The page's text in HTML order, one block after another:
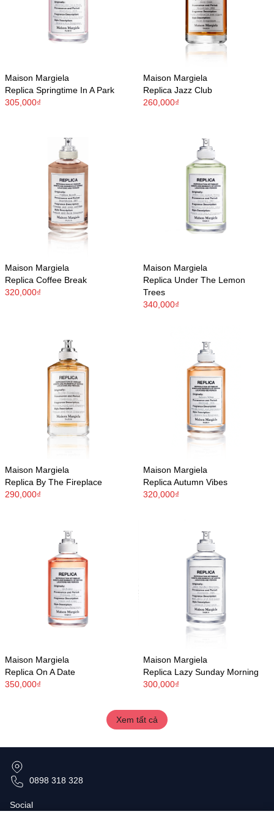
Maison Margiela
Replica Springtime In A Park
305,000₫
Maison Margiela
Replica Jazz Club
260,000₫
Maison Margiela
Replica Coffee Break
320,000₫
Maison Margiela
Replica Under The Lemon
Trees
340,000₫
Maison Margiela
Replica By The Fireplace
290,000₫
Maison Margiela
Replica Autumn Vibes
320,000₫
Maison Margiela
Replica On A Date
350,000₫
Maison Margiela
Replica Lazy Sunday Morning
300,000₫
Xem tất cả
0898 318 328
Social